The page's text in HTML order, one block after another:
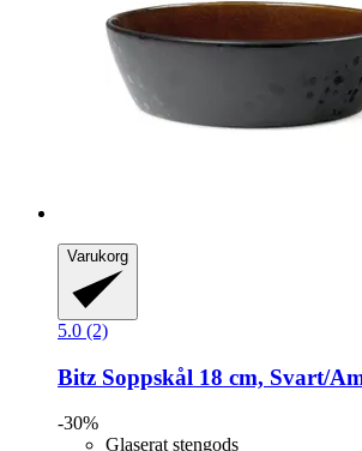
Varukorg
5.0 (2)
Bitz Soppskål 18 cm, Svart/
-30%
Glaserat stengods